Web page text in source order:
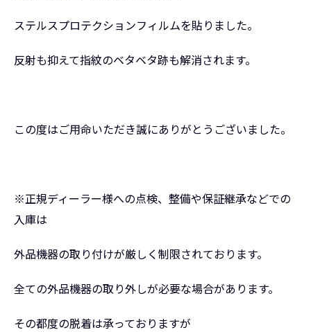
ステルスプロテクションフィルムを貼りました。
反射も抑えて指紋のベタベタ跡も解消されます。
この度はご用命いただき誠にありがとうございました。
※正規ディーラー様への点検、整備や保証継承などでの
入庫は
外品機器の取り付けが厳しく制限されております。
全ての外品機器の取り外しが必要な場合があります。
その都度の脱着は承っておりますが